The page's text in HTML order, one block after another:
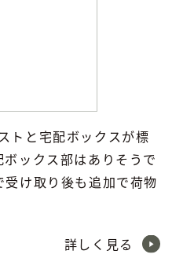
トと宅配ボックスが標
ックス部はありそうで
け取り後も追加で荷物
詳しく見る